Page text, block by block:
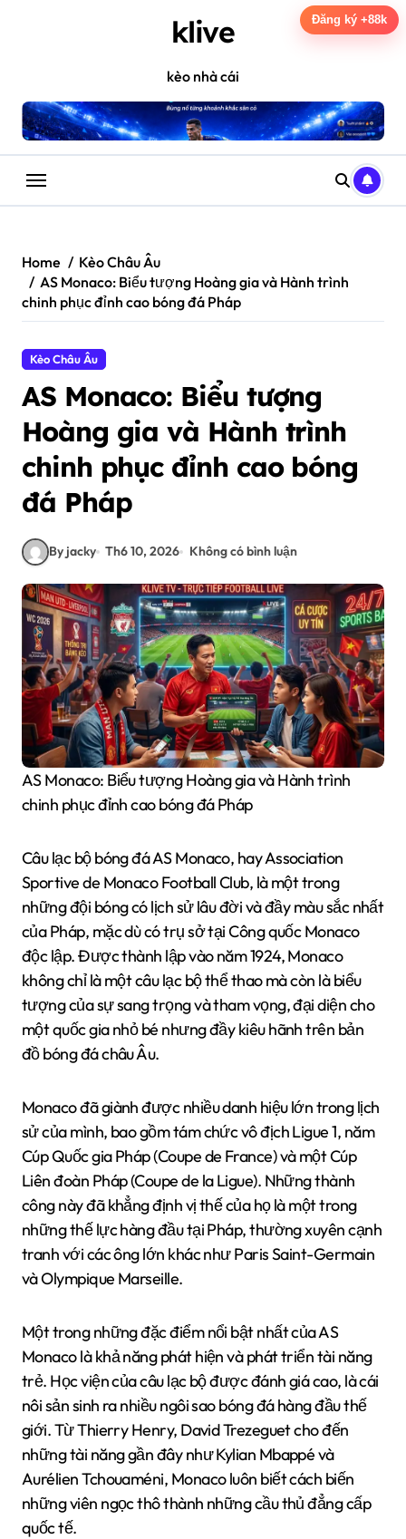
klive
kèo nhà cái
Home
Kèo Châu Âu
AS Monaco: Biểu tượng Hoàng gia và Hành trình
chinh phục đỉnh cao bóng đá Pháp
Kèo Châu Âu
AS Monaco: Biểu tượng
Hoàng gia và Hành trình
chinh phục đỉnh cao bóng
đá Pháp
By jacky Th6 10, 2026 Không có bình luận
AS Monaco: Biểu tượng Hoàng gia và Hành trình
chinh phục đỉnh cao bóng đá Pháp
Câu lạc bộ bóng đá AS Monaco, hay Association
Sportive de Monaco Football Club, là một trong
những đội bóng có lịch sử lâu đời và đầy màu sắc nhất
của Pháp, mặc dù có trụ sở tại Công quốc Monaco
độc lập. Được thành lập vào năm 1924, Monaco
không chỉ là một câu lạc bộ thể thao mà còn là biểu
tượng của sự sang trọng và tham vọng, đại diện cho
một quốc gia nhỏ bé nhưng đầy kiêu hãnh trên bản
đồ bóng đá châu Âu.
Monaco đã giành được nhiều danh hiệu lớn trong lịch
sử của mình, bao gồm tám chức vô địch Ligue 1, năm
Cúp Quốc gia Pháp (Coupe de France) và một Cúp
Liên đoàn Pháp (Coupe de la Ligue). Những thành
công này đã khẳng định vị thế của họ là một trong
những thế lực hàng đầu tại Pháp, thường xuyên cạnh
tranh với các ông lớn khác như Paris Saint-Germain
và Olympique Marseille.
Một trong những đặc điểm nổi bật nhất của AS
Monaco là khả năng phát hiện và phát triển tài năng
trẻ. Học viện của câu lạc bộ được đánh giá cao, là cái
nôi sản sinh ra nhiều ngôi sao bóng đá hàng đầu thế
giới. Từ Thierry Henry, David Trezeguet cho đến
những tài năng gần đây như Kylian Mbappé và
Aurélien Tchouaméni, Monaco luôn biết cách biến
những viên ngọc thô thành những cầu thủ đẳng cấp
quốc tế.
Đăng ký +88k